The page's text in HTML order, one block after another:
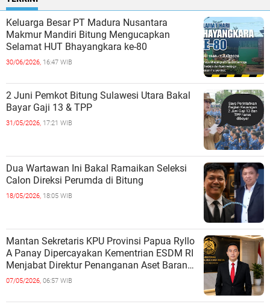
Keluarga Besar PT Madura Nusantara
Makmur Mandiri Bitung Mengucapkan
Selamat HUT Bhayangkara ke-80
30/06/2026, 16:47 WIB
2 Juni Pemkot Bitung Sulawesi Utara Bakal
Bayar Gaji 13 & TPP
31/05/2026, 17:21 WIB
Dua Wartawan Ini Bakal Ramaikan Seleksi
Calon Direksi Perumda di Bitung
18/05/2026, 18:05 WIB
Mantan Sekretaris KPU Provinsi Papua Ryllo
A Panay Dipercayakan Kementrian ESDM RI
Menjabat Direktur Penanganan Aset Barang
Bukti
07/05/2026, 06:57 WIB